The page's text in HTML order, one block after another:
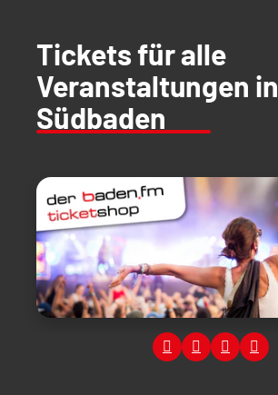
Tickets für alle
Veranstaltungen in
Südbaden